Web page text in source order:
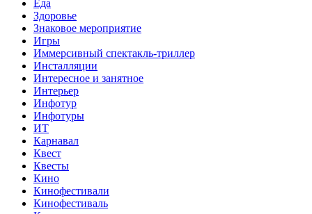
Еда
Здоровье
Знаковое мероприятие
Игры
Иммерсивный спектакль-триллер
Инсталляции
Интересное и занятное
Интерьер
Инфотур
Инфотуры
ИТ
Карнавал
Квест
Квесты
Кино
Кинофестивали
Кинофестиваль